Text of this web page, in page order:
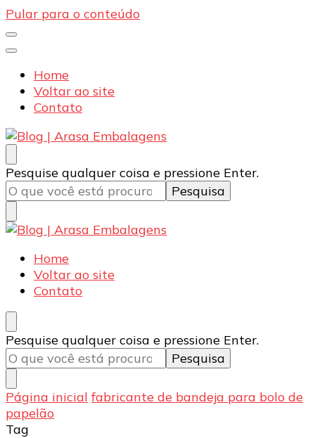
Pular para o conteúdo
Home
Voltar ao site
Contato
Blog | Arasa Embalagens
Confira conteúdos sobre embalagens para pizzas,
doces e salgados. Tudo para seu comércio com a
qualidade Arasa. Leia nossos conteúdos!
Procurando
algo?
Pesquise qualquer coisa e pressione Enter.
Blog | Arasa Embalagens
Confira conteúdos sobre embalagens para pizzas,
doces e salgados. Tudo para seu comércio com a
qualidade Arasa. Leia nossos conteúdos!
Home
Voltar ao site
Contato
Procurando
algo?
Pesquise qualquer coisa e pressione Enter.
Página inicial fabricante de bandeja para bolo de
papelão
Tag